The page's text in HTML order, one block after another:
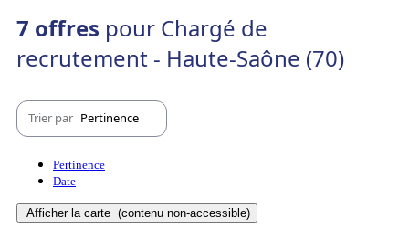
7 offres pour Chargé de
recrutement - Haute-Saône (70)
Trier par Pertinence
Pertinence
Date
Afficher la carte (contenu non-accessible)